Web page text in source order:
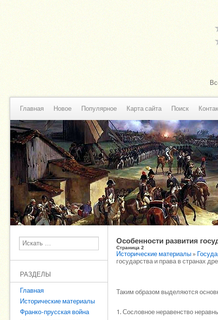
Главная Новое Популярное Карта сайта Поиск
Поиск
РАЗДЕЛЫ
Главная
Исторические материалы
Франко-прусская война
Особенности развития
Страница 2
Исторические материалы »
государства и права в странах
Таким образом выделяются
1. Сословное неравенство